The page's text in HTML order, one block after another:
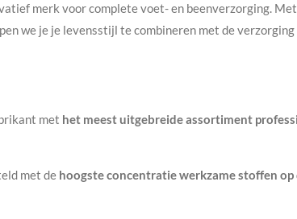
merk voor complete voet- en beenverzorging.
we je je levensstijl te combineren met de
met het meest uitgebreide assortiment
met de hoogste concentratie werkzame stoffen op